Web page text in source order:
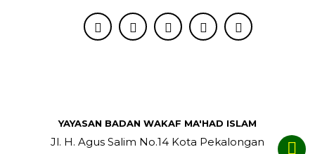
YAYASAN BADAN WAKAF MA'HAD ISLAM
Jl. H. Agus Salim No.14 Kota Pekalongan